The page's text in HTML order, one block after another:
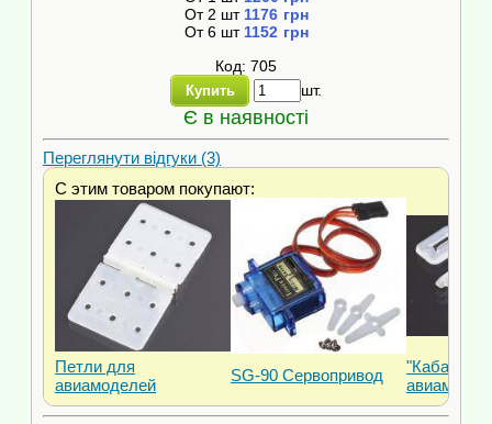
От 2 шт 1176 грн
От 6 шт 1152 грн
Код: 705
Купить шт.
Є в наявності
Переглянути відгуки (3)
С этим товаром покупают:
Петли для
авиамоделей
SG-90 Сервопривод